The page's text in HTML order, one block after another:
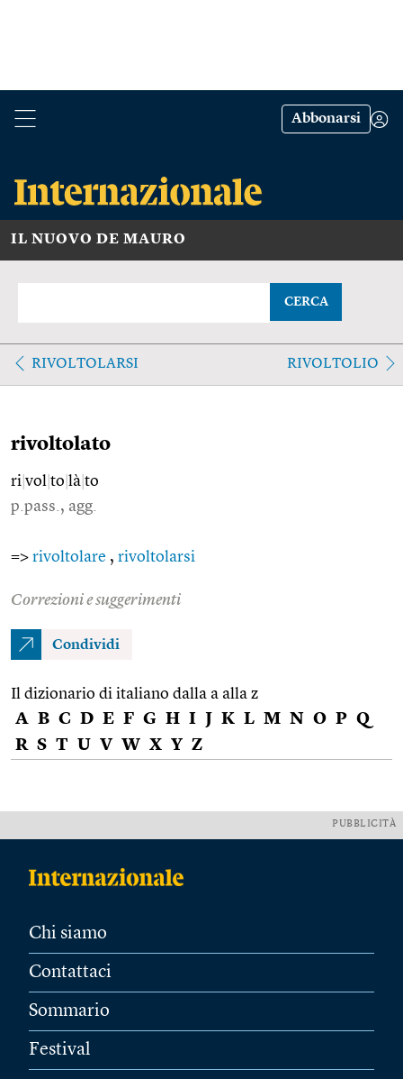
Abbonarsi
IL NUOVO DE MAURO
CERCA
RIVOLTOLARSI RIVOLTOLIO
rivoltolato
ri vol to là to
p.pass., agg.
=> rivoltolare , rivoltolarsi
Correzioni e suggerimenti
Condividi
Il dizionario di italiano dalla a alla z
A B C D E F G H I J K L M N O P Q
R S T U V W X Y Z
PUBBLICITÀ
Chi siamo
Contattaci
Sommario
Festival